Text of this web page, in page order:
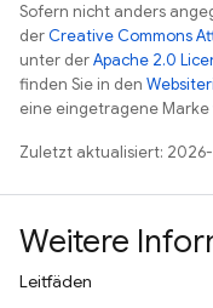
Sofern nicht anders
derCreative Commons
unter derApache 2.0
finden Sie in den
eine eingetragene
Zuletzt aktualisiert: 2026-
Weitere
Leitfäden